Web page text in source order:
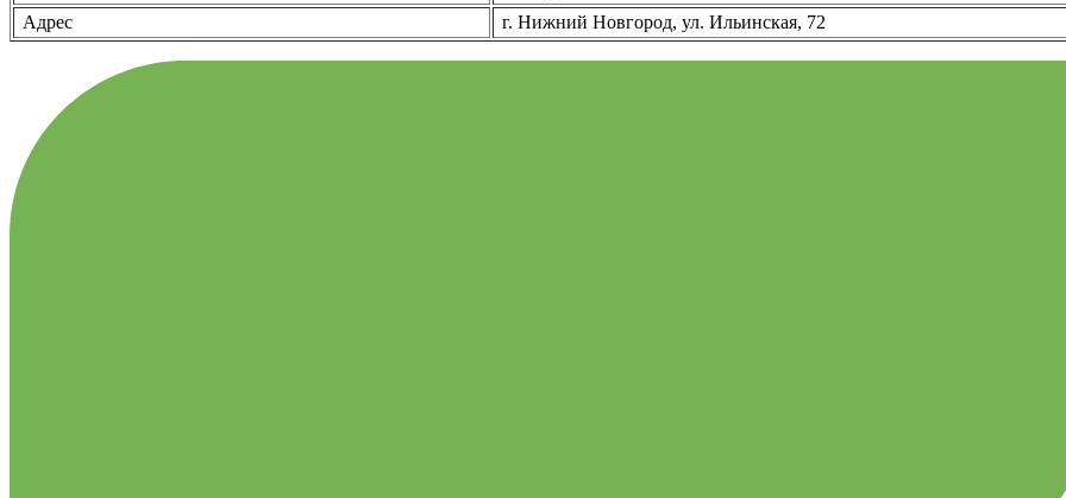
Адрес
г. Нижний Новгород, ул. Ильинская, 72